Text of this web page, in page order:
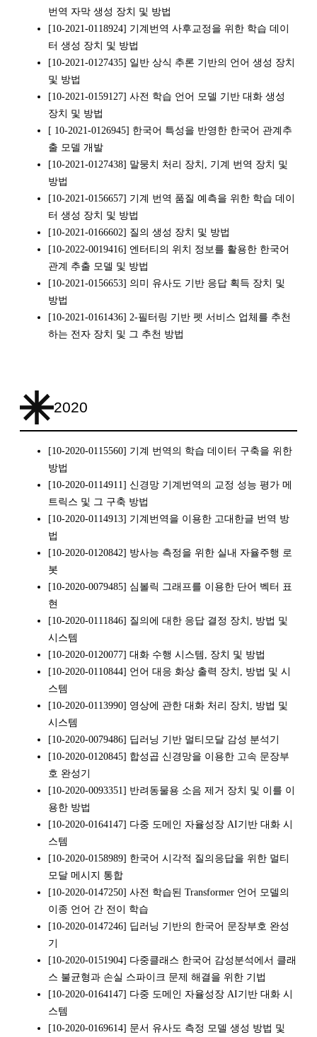
번역 자막 생성 장치 및 방법
[10-2021-0118924] 기계번역 사후교정을 위한 학습 데이
터 생성 장치 및 방법
[10-2021-0127435] 일반 상식 추론 기반의 언어 생성 장치
및 방법
[10-2021-0159127] 사전 학습 언어 모델 기반 대화 생성
장치 및 방법
[ 10-2021-0126945] 한국어 특성을 반영한 한국어 관계추
출 모델 개발
[10-2021-0127438] 말뭉치 처리 장치, 기계 번역 장치 및
방법
[10-2021-0156657] 기계 번역 품질 예측을 위한 학습 데이
터 생성 장치 및 방법
[10-2021-0166602] 질의 생성 장치 및 방법
[10-2022-0019416] 엔터티의 위치 정보를 활용한 한국어
관계 추출 모델 및 방법
[10-2021-0156653] 의미 유사도 기반 응답 획득 장치 및
방법
[10-2021-0161436] 2-필터링 기반 펫 서비스 업체를 추천
하는 전자 장치 및 그 추천 방법
2020
[10-2020-0115560] 기계 번역의 학습 데이터 구축을 위한
방법
[10-2020-0114911] 신경망 기계번역의 교정 성능 평가 메
트릭스 및 그 구축 방법
[10-2020-0114913] 기계번역을 이용한 고대한글 번역 방
법
[10-2020-0120842] 방사능 측정을 위한 실내 자율주행 로
봇
[10-2020-0079485] 심볼릭 그래프를 이용한 단어 벡터 표
현
[10-2020-0111846] 질의에 대한 응답 결정 장치, 방법 및
시스템
[10-2020-0120077] 대화 수행 시스템, 장치 및 방법
[10-2020-0110844] 언어 대응 화상 출력 장치, 방법 및 시
스템
[10-2020-0113990] 영상에 관한 대화 처리 장치, 방법 및
시스템
[10-2020-0079486] 딥러닝 기반 멀티모달 감성 분석기
[10-2020-0120845] 합성곱 신경망을 이용한 고속 문장부
호 완성기
[10-2020-0093351] 반려동물용 소음 제거 장치 및 이를 이
용한 방법
[10-2020-0164147] 다중 도메인 자율성장 AI기반 대화 시
스템
[10-2020-0158989] 한국어 시각적 질의응답을 위한 멀티
모달 메시지 통합
[10-2020-0147250] 사전 학습된 Transformer 언어 모델의
이종 언어 간 전이 학습
[10-2020-0147246] 딥러닝 기반의 한국어 문장부호 완성
기
[10-2020-0151904] 다중클래스 한국어 감성분석에서 클래
스 불균형과 손실 스파이크 문제 해결을 위한 기법
[10-2020-0164147] 다중 도메인 자율성장 AI기반 대화 시
스템
[10-2020-0169614] 문서 유사도 측정 모델 생성 방법 및